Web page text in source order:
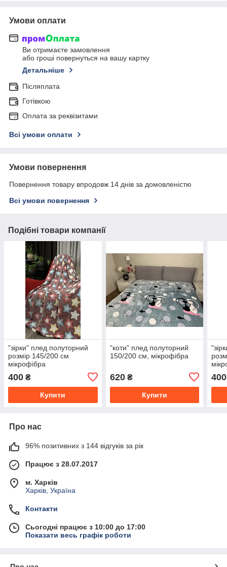
Умови оплати
Ви отримаєте замовлення
або гроші повернуться на вашу картку
Детальніше
Післяплата
Готівкою
Оплата за реквізитами
Всі умови оплати
Умови повернення
Повернення товару впродовж 14 днів за домовленістю
Всі умови повернення
Подібні товари компанії
"зірки" плед полуторний
розмір 145/200 см
мікрофібра
400 ₴
Купити
"коти" плед полуторний
150/200 см, мікрофібра
620₴
Купити
400
Про нас
96% позитивних з 144 відгуків за рік
Працює з 28.07.2017
м. Харків
Харків, Україна
Контакти
Сьогодні працює з 10:00 до 17:00
Показати весь графік роботи